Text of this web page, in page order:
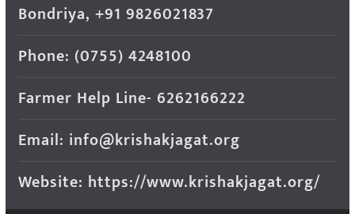
Bondriya, +91 9826021837
Phone: (0755) 4248100
Farmer Help Line- 6262166222
Email: info@krishakjagat.org
Website: https://www.krishakjagat.org/